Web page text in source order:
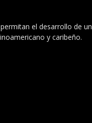
el desarrollo de un
y caribeño.